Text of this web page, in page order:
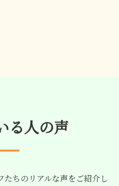
る人の声
ちのリアルな声をご紹介し